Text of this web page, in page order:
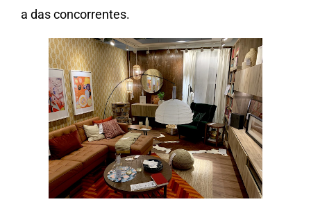
a das concorrentes.